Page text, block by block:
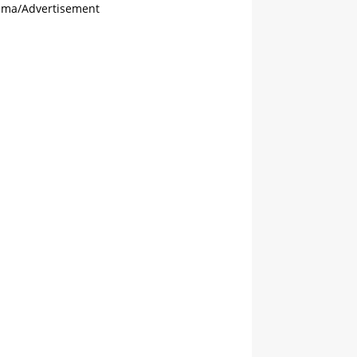
Advertisement